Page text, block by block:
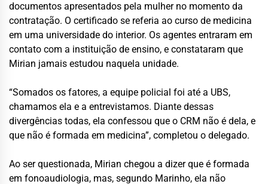
documentos apresentados pela mulher no momento da
contratação. O certificado se referia ao curso de medicina
em uma universidade do interior. Os agentes entraram em
contato com a instituição de ensino, e constataram que
Mirian jamais estudou naquela unidade.
“Somados os fatores, a equipe policial foi até a UBS,
chamamos ela e a entrevistamos. Diante dessas
divergências todas, ela confessou que o CRM não é dela, e
que não é formada em medicina”, completou o delegado.
Ao ser questionada, Mirian chegou a dizer que é formada
em fonoaudiologia, mas, segundo Marinho, ela não